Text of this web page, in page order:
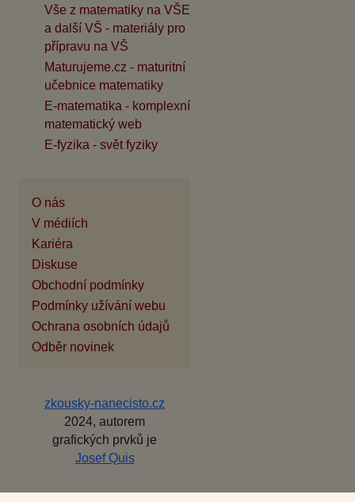
Vše z matematiky na VŠE
a další VŠ - materiály pro
přípravu na VŠ
Maturujeme.cz - maturitní
učebnice matematiky
E-matematika - komplexní
matematický web
E-fyzika - svět fyziky
O nás
V médiích
Kariéra
Diskuse
Obchodní podmínky
Podmínky užívání webu
Ochrana osobních údajů
Odběr novinek
zkousky-nanecisto.cz
2024, autorem
grafických prvků je
Josef Quis